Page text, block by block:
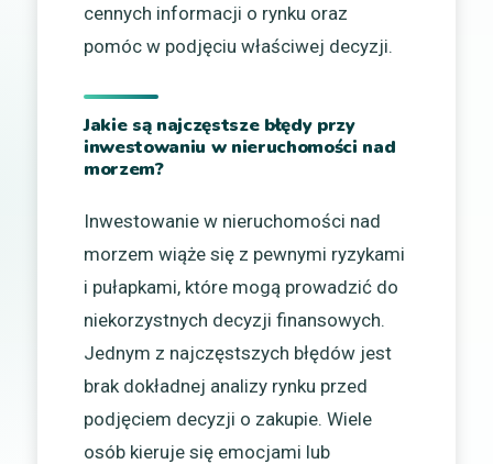
cennych informacji o rynku oraz
pomóc w podjęciu właściwej decyzji.
Jakie są najczęstsze błędy przy
inwestowaniu w nieruchomości nad
morzem?
Inwestowanie w nieruchomości nad
morzem wiąże się z pewnymi ryzykami
i pułapkami, które mogą prowadzić do
niekorzystnych decyzji finansowych.
Jednym z najczęstszych błędów jest
brak dokładnej analizy rynku przed
podjęciem decyzji o zakupie. Wiele
osób kieruje się emocjami lub